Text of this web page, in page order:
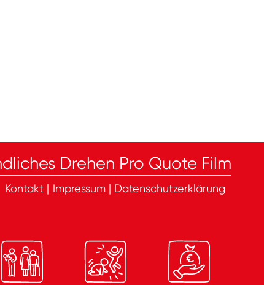
Drehen Pro Quote Film
Kontakt | Impressum| Datenschutzerklärung